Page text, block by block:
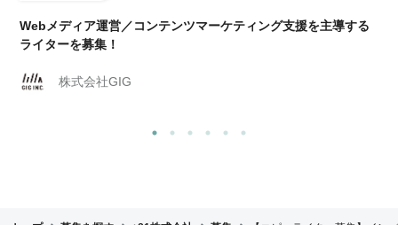
Webメディア運営／コンテンツマーケティング支援を主導する
ライターを募集！
株式会社GIG